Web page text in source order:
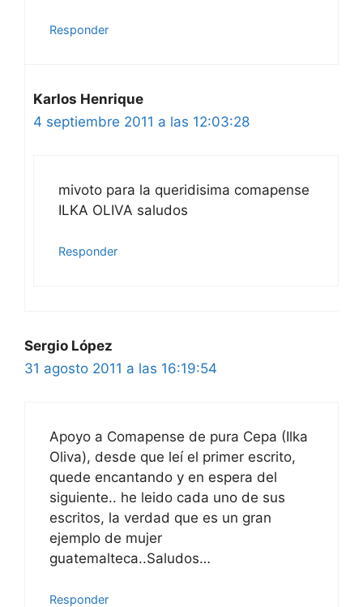
Responder
Karlos Henrique
4 septiembre 2011 a las 12:03:28
mivoto para la queridisima comapense
ILKA OLIVA saludos
Responder
Sergio López
31 agosto 2011 a las 16:19:54
Apoyo a Comapense de pura Cepa (Ilka
Oliva), desde que leí el primer escrito,
quede encantando y en espera del
siguiente.. he leido cada uno de sus
escritos, la verdad que es un gran
ejemplo de mujer
guatemalteca..Saludos…
Responder